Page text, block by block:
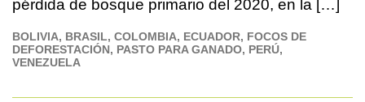
pérdida de bosque primario del 2020, en la […]
BOLIVIA BRASIL COLOMBIA ECUADOR FOCOS DE
DEFORESTACIÓN PASTO PARA GANADO PERÚ
VENEZUELA